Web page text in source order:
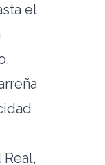
el